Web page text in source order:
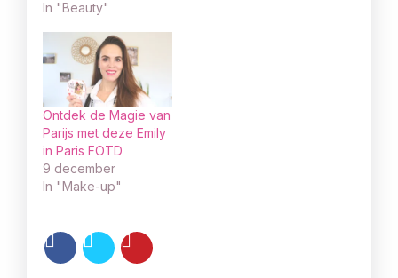
In "Beauty"
Ontdek de Magie van
Parijs met deze Emily
in Paris FOTD
9 december
In "Make-up"